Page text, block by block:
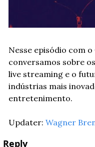
Nesse episódio com
conversamos sobre
live streaming e o
indústrias mais
entretenimento.
Updater: Wagner
Reply